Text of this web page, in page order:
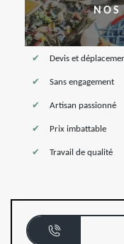
NOS
Devis et
Sans engagement
Artisan passionné
Prix imbattable
Travail de qualité